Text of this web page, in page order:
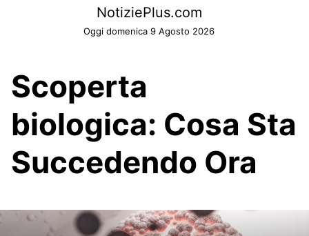
NotiziePlus.com
Oggi domenica 9 Agosto 2026
Scoperta
biologica: Cosa Sta
Succedendo Ora